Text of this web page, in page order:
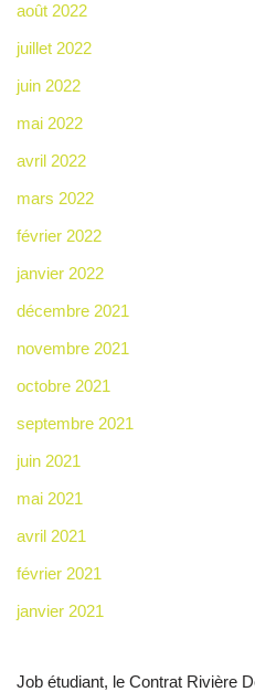
août 2022
juillet 2022
juin 2022
mai 2022
avril 2022
mars 2022
février 2022
janvier 2022
décembre 2021
novembre 2021
octobre 2021
septembre 2021
juin 2021
mai 2021
avril 2021
février 2021
janvier 2021
Job étudiant, le Contrat Rivière